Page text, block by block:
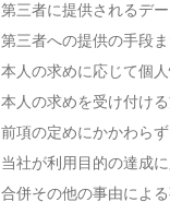
第三者に提供されるデー
第三者への提供の手段
本人の求めに応じて個
本人の求めを受け付け
前項の定めにかかわら
当社が利用目的の達成
合併その他の事由によ